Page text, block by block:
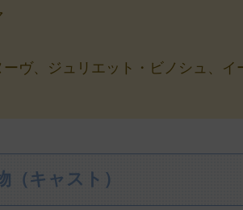
ヴ、ジュリエット・ビノシュ、
（キャスト）